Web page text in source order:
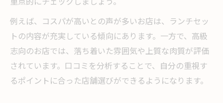
例えば、コスパが高いとの声が多いお店は、ランチセッ
トの内容が充実している傾向にあります。一方で、高級
志向のお店では、落ち着いた雰囲気や上質な肉質が評価
されています。口コミを分析することで、自分の重視す
るポイントに合った店舗選びができるようになります。